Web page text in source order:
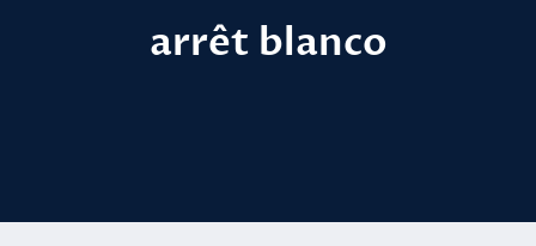
arrêt blanco